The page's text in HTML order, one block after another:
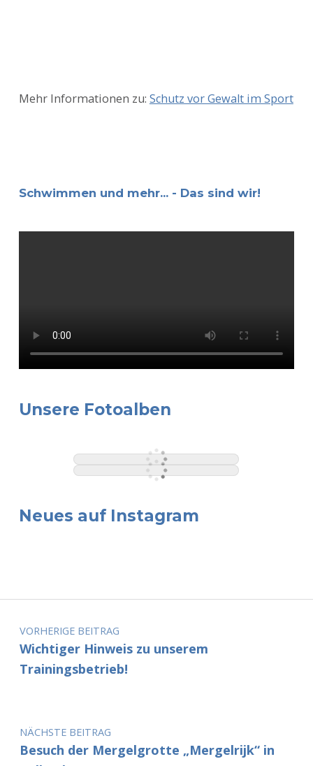
Mehr Informationen zu: Schutz vor Gewalt im Sport
Schwimmen und mehr... - Das sind wir!
Unsere Fotoalben
Neues auf Instagram
Beitragsnavigation
VORHERIGE BEITRAG
Wichtiger Hinweis zu unserem
Trainingsbetrieb!
NÄCHSTE BEITRAG
Besuch der Mergelgrotte „Mergelrijk“ in